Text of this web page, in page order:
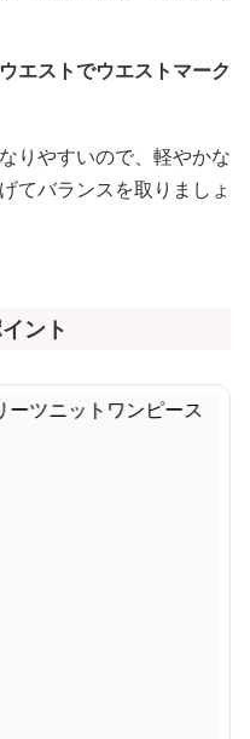
エストでウエストマーク
りやすいので、軽やかな
てバランスを取りましょ
ント